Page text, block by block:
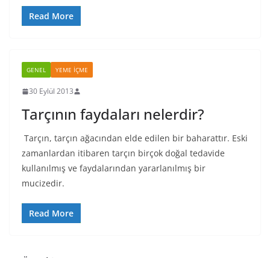
Read More
GENEL YEME İÇME
30 Eylül 2013
Tarçının faydaları nelerdir?
Tarçın, tarçın ağacından elde edilen bir baharattır. Eski
zamanlardan itibaren tarçın birçok doğal tedavide
kullanılmış ve faydalarından yararlanılmış bir
mucizedir.
Read More